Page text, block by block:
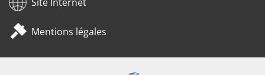
Mentions légales